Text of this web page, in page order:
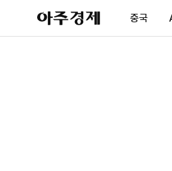
아
주
제
중국